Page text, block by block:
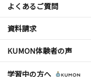
よくあるご質問
資料請求
KUMON体験者の声
学習中の方へ